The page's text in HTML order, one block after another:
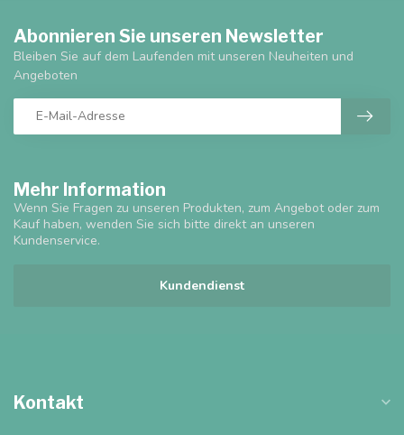
Mehr Information
Wenn Sie Fragen zu unseren Produkten, zum Angebot oder zum
Kauf haben, wenden Sie sich bitte direkt an unseren
Kundenservice.
Kundendienst
Abonnieren Sie unseren Newsletter
Bleiben Sie auf dem Laufenden mit unseren Neuheiten und
Angeboten
Kontakt